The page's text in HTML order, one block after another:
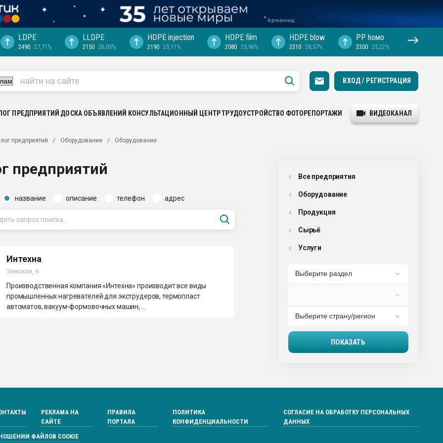
с.-в.
выходит на
ПЭТ
LDPE
2490 27,71%
LLDPE
2150 26,05%
HDPE injection
2190 25,11%
HDPE film
2080 25,96%
HDPE blow
2310 28,57%
PP hомо
2300 25,22%
ВХОД / РЕГИСТРАЦИЯ
ПРЕДПРИЯТИЙ ДОСКА ОБЪЯВЛЕНИЙ КОНСУЛЬТАЦИОННЫЙ ЦЕНТРТРУДОУСТРОЙСТВО ФОТОРЕПОРТАЖИ ВИДЕОКАНАЛ
предприятий Оборудование Оборудование
предприятий
название описание телефон адрес
Интехна
Земская, 6
Производственная компания «Интехна» производит все виды
промышленных нагревателей для экструдеров, термопласт
автоматов, вакуум-формовочных машин, ...
Все предприятия
Оборудованиe
Продукция
Сырьё
Услуги
РЕКЛАМА НА
САЙТЕ
ПРАВИЛА
ПОРТАЛА
ПОЛИТИКА
КОНФИДЕНЦИАЛЬНОСТИ
СОГЛАСИЕ НА ОБРАБОТКУ ПЕРСОНАЛЬНЫХ
ДАННЫХ
ФАЙЛОВ COOKIE